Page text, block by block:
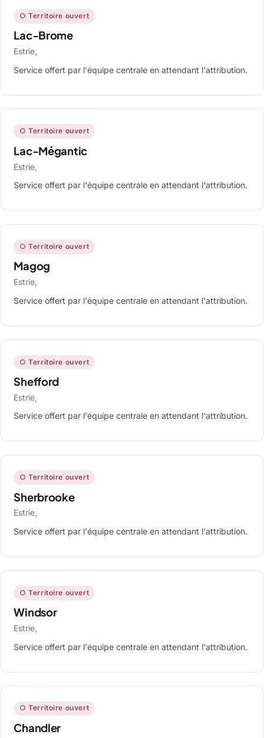
○ Territoire ouvert
Lac-Brome
Estrie,
Service offert par l'équipe centrale en attendant l'attribution.
○ Territoire ouvert
Lac-Mégantic
Estrie,
Service offert par l'équipe centrale en attendant l'attribution.
○ Territoire ouvert
Magog
Estrie,
Service offert par l'équipe centrale en attendant l'attribution.
○ Territoire ouvert
Shefford
Estrie,
Service offert par l'équipe centrale en attendant l'attribution.
○ Territoire ouvert
Sherbrooke
Estrie,
Service offert par l'équipe centrale en attendant l'attribution.
○ Territoire ouvert
Windsor
Estrie,
Service offert par l'équipe centrale en attendant l'attribution.
○ Territoire ouvert
Chandler